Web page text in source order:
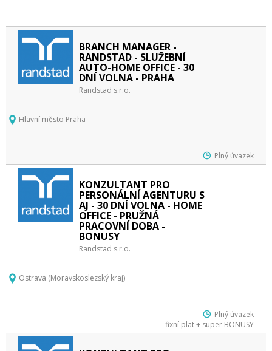
BRANCH MANAGER -
RANDSTAD - SLUŽEBNÍ
AUTO-HOME OFFICE - 30
DNÍ VOLNA - PRAHA
Randstad s.r.o.
Hlavní město Praha
Plný úvazek
KONZULTANT PRO
PERSONÁLNÍ AGENTURU S
AJ - 30 DNÍ VOLNA - HOME
OFFICE - PRUŽNÁ
PRACOVNÍ DOBA -
BONUSY
Randstad s.r.o.
Ostrava (Moravskoslezský kraj)
Plný úvazek
fixní plat + super BONUSY